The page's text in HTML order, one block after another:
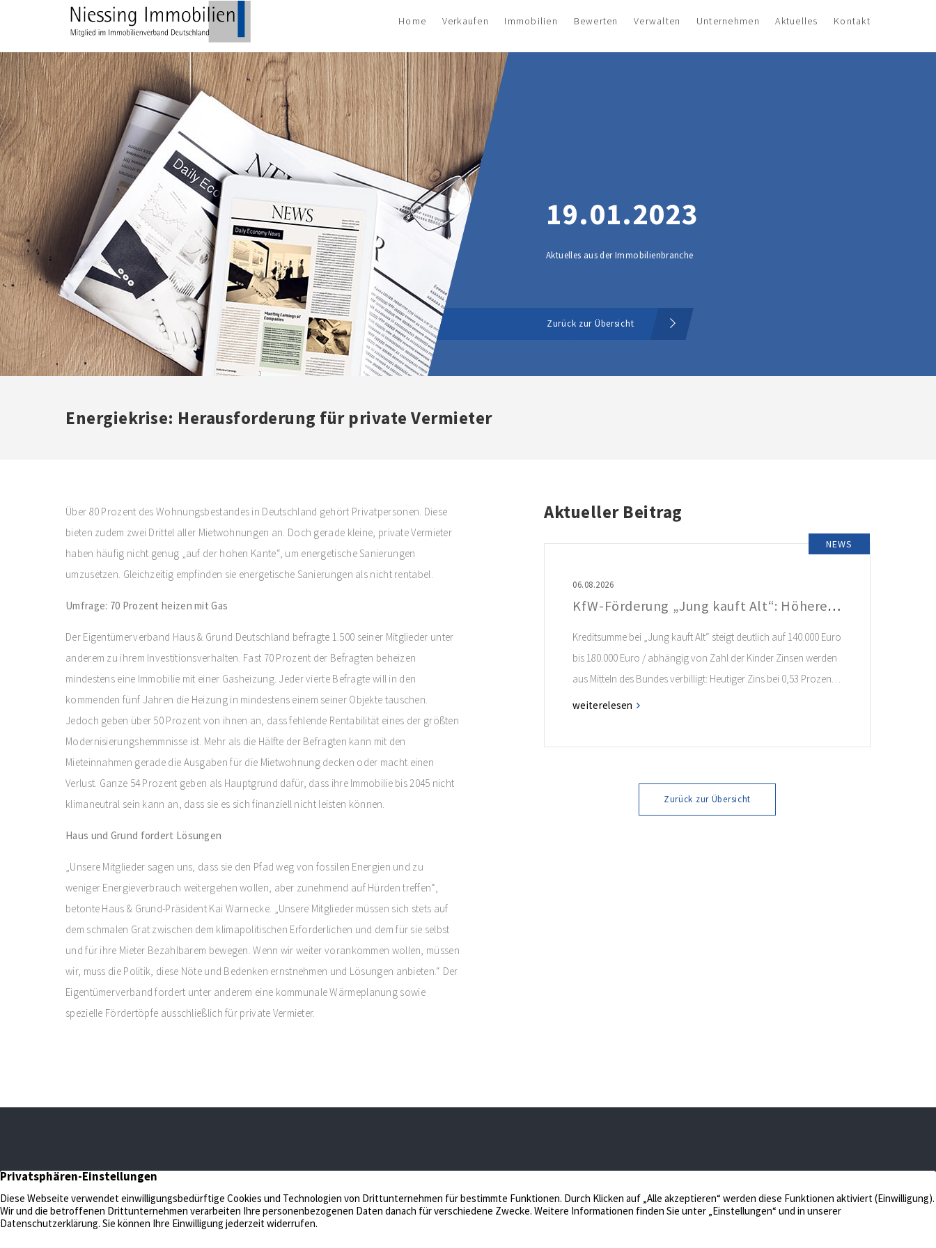
Home Verkaufen Immobilien Bewerten Verwalten Unternehmen Aktuelles Kontakt
19.01.2023
Aktuelles aus der Immobilienbranche
Zurück zur Übersicht
Energiekrise: Herausforderung für private Vermieter
Über 80 Prozent des Wohnungsbestandes in Deutschland gehört Privatpersonen. Diese
bieten zudem zwei Drittel aller Mietwohnungen an. Doch gerade kleine, private Vermieter
haben häufig nicht genug „auf der hohen Kante“, um energetische Sanierungen
umzusetzen. Gleichzeitig empfinden sie energetische Sanierungen als nicht rentabel.
Umfrage: 70 Prozent heizen mit Gas
Der Eigentümerverband Haus & Grund Deutschland befragte 1.500 seiner Mitglieder unter
anderem zu ihrem Investitionsverhalten. Fast 70 Prozent der Befragten beheizen
mindestens eine Immobilie mit einer Gasheizung. Jeder vierte Befragte will in den
kommenden fünf Jahren die Heizung in mindestens einem seiner Objekte tauschen.
Jedoch geben über 50 Prozent von ihnen an, dass fehlende Rentabilität eines der größten
Modernisierungshemmnisse ist. Mehr als die Hälfte der Befragten kann mit den
Mieteinnahmen gerade die Ausgaben für die Mietwohnung decken oder macht einen
Verlust. Ganze 54 Prozent geben als Hauptgrund dafür, dass ihre Immobilie bis 2045 nicht
klimaneutral sein kann an, dass sie es sich finanziell nicht leisten können.
Haus und Grund fordert Lösungen
„Unsere Mitglieder sagen uns, dass sie den Pfad weg von fossilen Energien und zu
weniger Energieverbrauch weitergehen wollen, aber zunehmend auf Hürden treffen“,
betonte Haus & Grund-Präsident Kai Warnecke. „Unsere Mitglieder müssen sich stets auf
dem schmalen Grat zwischen dem klimapolitischen Erforderlichen und dem für sie selbst
und für ihre Mieter Bezahlbarem bewegen. Wenn wir weiter vorankommen wollen, müssen
wir, muss die Politik, diese Nöte und Bedenken ernstnehmen und Lösungen anbieten.“ Der
Eigentümerverband fordert unter anderem eine kommunale Wärmeplanung sowie
spezielle Fördertöpfe ausschließlich für private Vermieter.
Aktueller Beitrag
NEWS
06.08.2026
KfW-Förderung „Jung kauft Alt“: Höhere Kredite ab August 2026
Kreditsumme bei „Jung kauft Alt“ steigt deutlich auf 140.000 Euro
bis 180.000 Euro / abhängig von Zahl der Kinder Zinsen werden
aus Mitteln des Bundes verbilligt: Heutiger Zins bei 0,53 Prozent
effektiv bei 35 Jahren Laufzeit und 10 Jahren Zinsbindung
weiterelesen
Zurück zur Übersicht
Coesfeld seit über 25 Jahren. Unsere Erfahrung
für den erfolgreichen Verkauf Ihrer Immobilien im
+49 2541 982290
Bewerten
Kontakt